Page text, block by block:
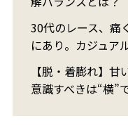
30代のレース、痛
にあり。カジュア
【脱・着膨れ】
意識すべきは“横”